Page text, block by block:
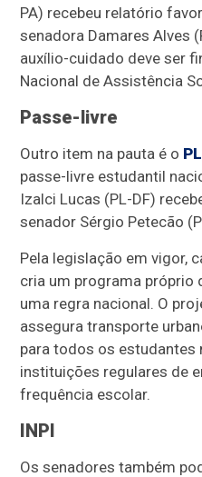
PA) recebeu relatório
senadora Damares Alves
auxílio-cuidado deve ser
Nacional de Assistência
Passe-livre
Outro item na pauta é o
passe-livre estudantil
Izalci Lucas (PL-DF)
senador Sérgio Petecão
Pela legislação em vigor,
cria um programa próprio
uma regra nacional. O
assegura transporte
para todos os estudantes
instituições regulares de
frequência escolar.
INPI
Os senadores também